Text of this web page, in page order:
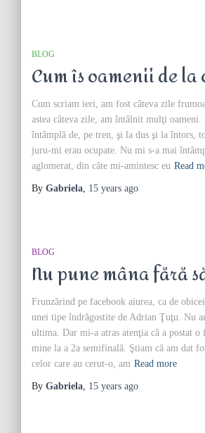
BLOG
Cum îs oamenii de la
Cum scriam ieri, am fost câteva zile
astea câteva zile, am întâlnit mulţi oameni.
întâmplă de, pe tren, şi la dus şi la întors,
juru-mi erau ocupate. Nu mi s-a mai
aglomerat, din câte mi-amintesc eu Read
By Gabriela, 15 years ago
BLOG
Nu pune mâna fără
Frunzărind pe facebook aiurea, ca de
unei tipe îndrăgostite de Adrian Ţuţu. Nu
ultima. Dar mi-a atras atenţia că a postat o
mine la a 2a semifinală. Ştiam că am dat
celor care au cerut-o, am Read more
By Gabriela, 15 years ago